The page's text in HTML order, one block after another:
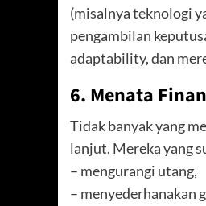
(misalnya teknologi
pengambilan
adaptability, dan
6. Menata
Tidak banyak yang
lanjut. Mereka yang
– mengurangi utang,
– menyederhanakan